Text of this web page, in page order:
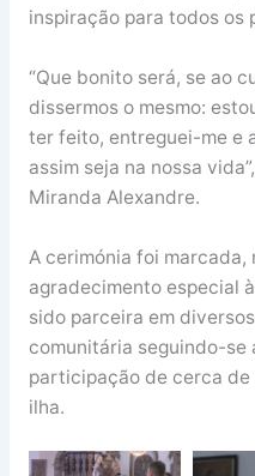
inspiração para todos os
“Que bonito será, se ao
dissermos o mesmo:
ter feito, entreguei-me e
assim seja na nossa
Miranda Alexandre.
A cerimónia foi marcada,
agradecimento especial
sido parceira em
comunitária seguindo-se
participação de cerca
ilha.